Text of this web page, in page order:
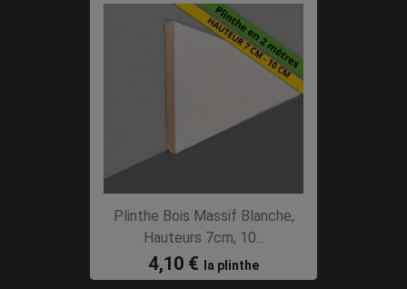
Plinthe Bois Massif Blanche,
Hauteurs 7cm, 10...
4,10 € la plinthe